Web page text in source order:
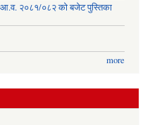
२०८१/०८२ को बजेट पुस्तिका
more